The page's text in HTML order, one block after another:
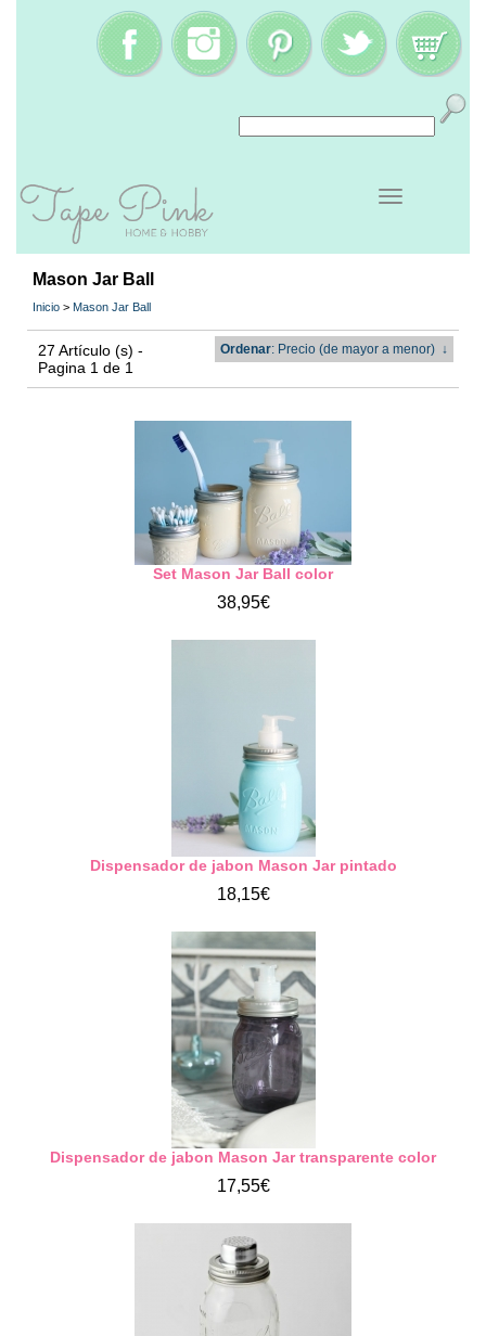
Mason Jar Ball
Inicio > Mason Jar Ball
27 Artículo (s) -
Pagina 1 de 1
Ordenar: Precio (de mayor a menor)↓
Set Mason Jar Ball color
38,95€
Dispensador de jabon Mason Jar pintado
18,15€
Dispensador de jabon Mason Jar transparente color
17,55€